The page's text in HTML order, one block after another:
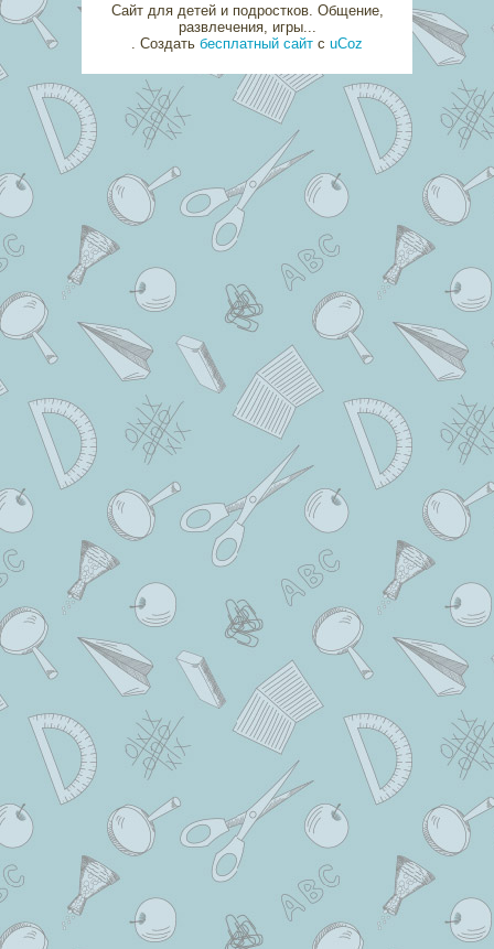
Сайт для детей и подростков. Общение,
развлечения, игры...
Создать бесплатный сайт с uCoz